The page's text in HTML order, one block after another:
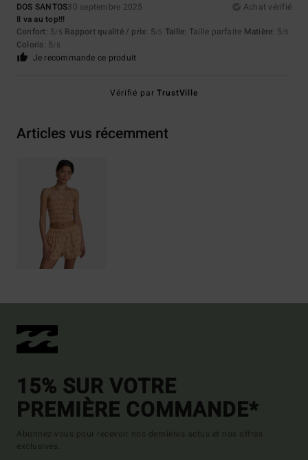
DOS SANTOS30 septembre 2025
Achat vérifié
Il va au top!!!
Confort: 5/5 Rapport qualité / prix: 5/5 Taille: Taille parfaite Matière: 5/5
Coloris: 5/5
Je recommande ce produit
Vérifié parTrustVille
Articles vus récemment
15% SUR VOTRE
PREMIÈRE COMMANDE*
Abonnez-vous pour recevoir nos dernières actus et nos offres
exclusives.